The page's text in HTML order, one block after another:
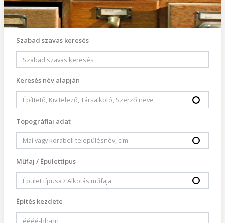
Szabad szavas keresés
Keresés név alapján
Topográfiai adat
Műfaj / Épülettípus
Építés kezdete